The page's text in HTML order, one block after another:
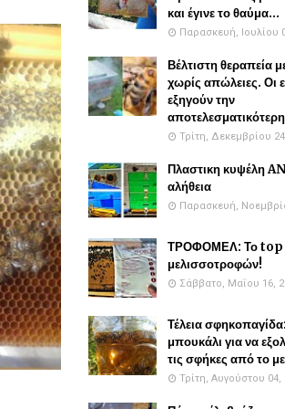
και έγινε το θαύμα...
Παρασκευή, Ιουλίου
Βέλτιστη θεραπεία
χωρίς απώλειες. Οι
εξηγούν την
Τρίτη, Δεκεμβρίου
Πλαστικη κυψέλη
αλήθεια
Παρασκευή,
ΤΡΟΦΟΜΕΛ: Το top
μελισσοτροφών!
Σάββατο, Μαΐου 16,
Τέλεια
μπουκάλι για να
τις σφήκες από το
Τρίτη, Αυγούστου 04,